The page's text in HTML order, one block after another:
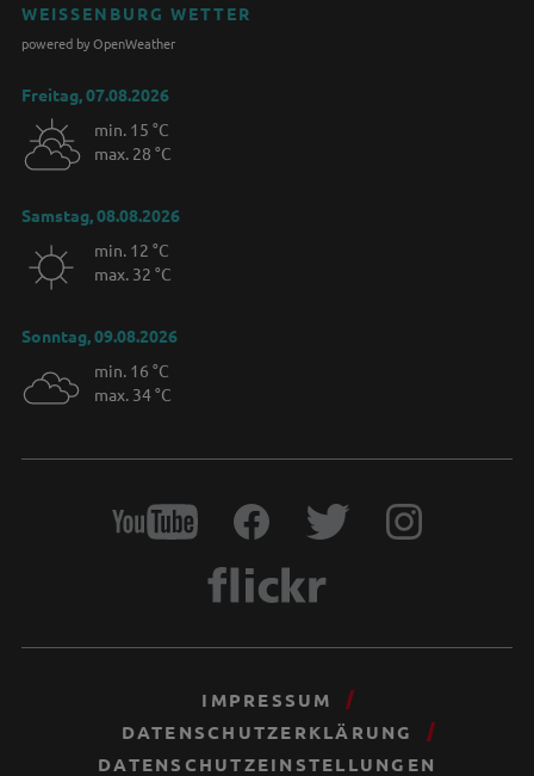
WEISSENBURG WETTER
powered by OpenWeather
Freitag, 07.08.2026
min. 15 °C
max. 28 °C
Samstag, 08.08.2026
min. 12 °C
max. 32 °C
Sonntag, 09.08.2026
min. 16 °C
max. 34 °C
IMPRESSUM
DATENSCHUTZERKLÄRUNG
DATENSCHUTZEINSTELLUNGEN